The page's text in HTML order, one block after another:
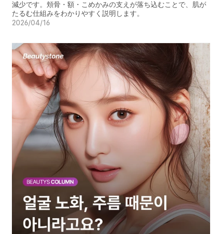
減少です。頬骨・額・こめかみの支えが落ち込むことで、肌が
たるむ仕組みをわかりやすく説明します。
2026/04/16